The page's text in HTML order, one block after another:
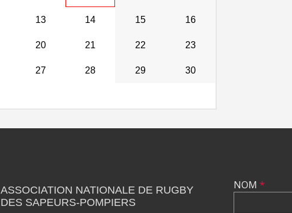
13 14 15 16
20 21 22 23
27 28 29 30
ASSOCIATION NATIONALE DE RUGBY
DES SAPEURS-POMPIERS
NOM *